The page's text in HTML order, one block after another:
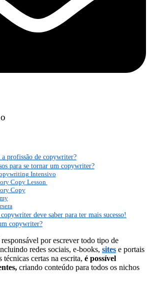
profissão de copywriter?
para se tornar um copywriter?
Intensivo
Copy Lesson
Copy
deve saber para ter mais sucesso!
copywriter?
por escrever todo tipo de
redes sociais, e-books, sites e portais
técnicas certas na escrita, é possível
criando conteúdo para todos os nichos